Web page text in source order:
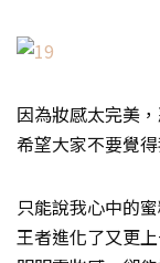
因為妝感太完美
希望大家不要覺
只能說我心中的
王者進化了又更